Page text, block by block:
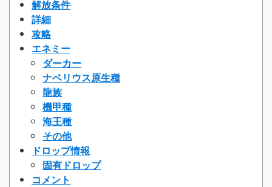
解放条件
詳細
攻略
エネミー
ダーカー
ナベリウス原生種
龍族
機甲種
海王種
その他
ドロップ情報
固有ドロップ
コメント